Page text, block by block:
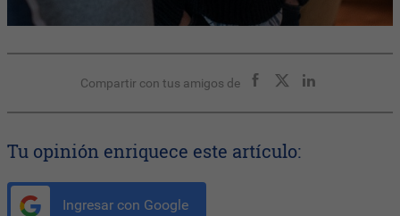
Compartir con tus amigos de
Tu opinión enriquece este artículo:
Ingresar con Google